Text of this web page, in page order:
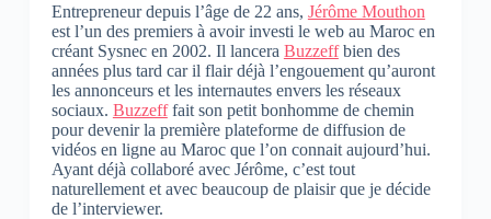
Entrepreneur depuis l’âge de 22 ans, Jérôme Mouthon
est l’un des premiers à avoir investi le web au Maroc en
créant Sysnec en 2002. Il lancera Buzzeffbien des
années plus tard car il flair déjà l’engouement qu’auront
les annonceurs et les internautes envers les réseaux
sociaux. Buzzefffait son petit bonhomme de chemin
pour devenir la première plateforme de diffusion de
vidéos en ligne au Maroc que l’on connait aujourd’hui.
Ayant déjà collaboré avec Jérôme, c’est tout
naturellement et avec beaucoup de plaisir que je décide
de l’interviewer.